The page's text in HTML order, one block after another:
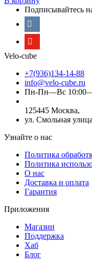
Подписывайтесь
Velo-cube
+7(936)134-14-88
info@velo-cube.ru
Пн-Пн—Вс
125445 Москва,
ул. Смольная
Узнайте о нас
Политика
Политика
О нас
Доставка и оплата
Гарантия
Приложения
Магазин
Поддержка
Хаб
Блог